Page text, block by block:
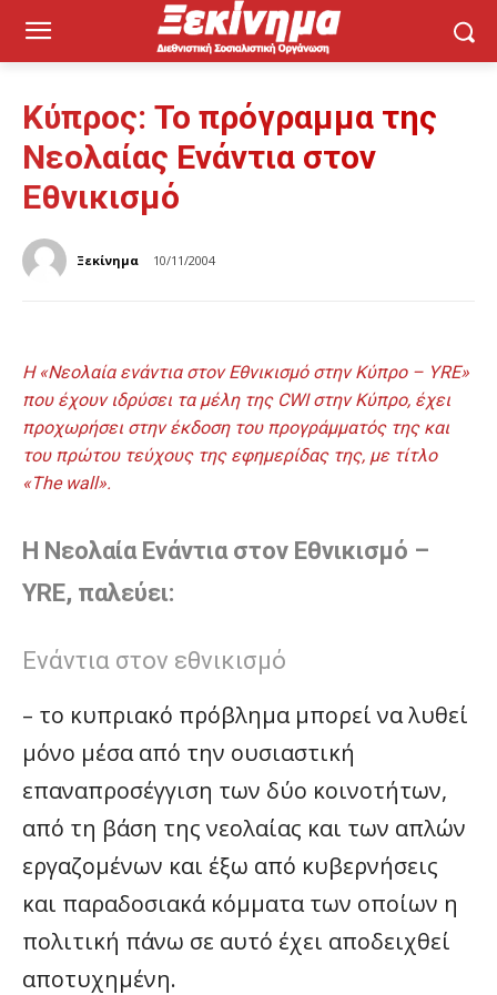
Κύπρος: Το πρόγραμμα της
Νεολαίας Ενάντια στον
Εθνικισμό
Ξεκίνημα 10/11/2004
Η «Νεολαία ενάντια στον Εθνικισμό στην Κύπρο – YRE»
που έχουν ιδρύσει τα μέλη της CWI στην Κύπρο, έχει
προχωρήσει στην έκδοση του προγράμματός της και
του πρώτου τεύχους της εφημερίδας της, με τίτλο
«Τhe wall».
Η Νεολαία Ενάντια στον Εθνικισμό –
YRE, παλεύει:
Ενάντια στον εθνικισμό
– το κυπριακό πρόβλημα μπορεί να λυθεί
μόνο μέσα από την ουσιαστική
επαναπροσέγγιση των δύο κοινοτήτων,
από τη βάση της νεολαίας και των απλών
εργαζομένων και έξω από κυβερνήσεις
και παραδοσιακά κόμματα των οποίων η
πολιτική πάνω σε αυτό έχει αποδειχθεί
αποτυχημένη.